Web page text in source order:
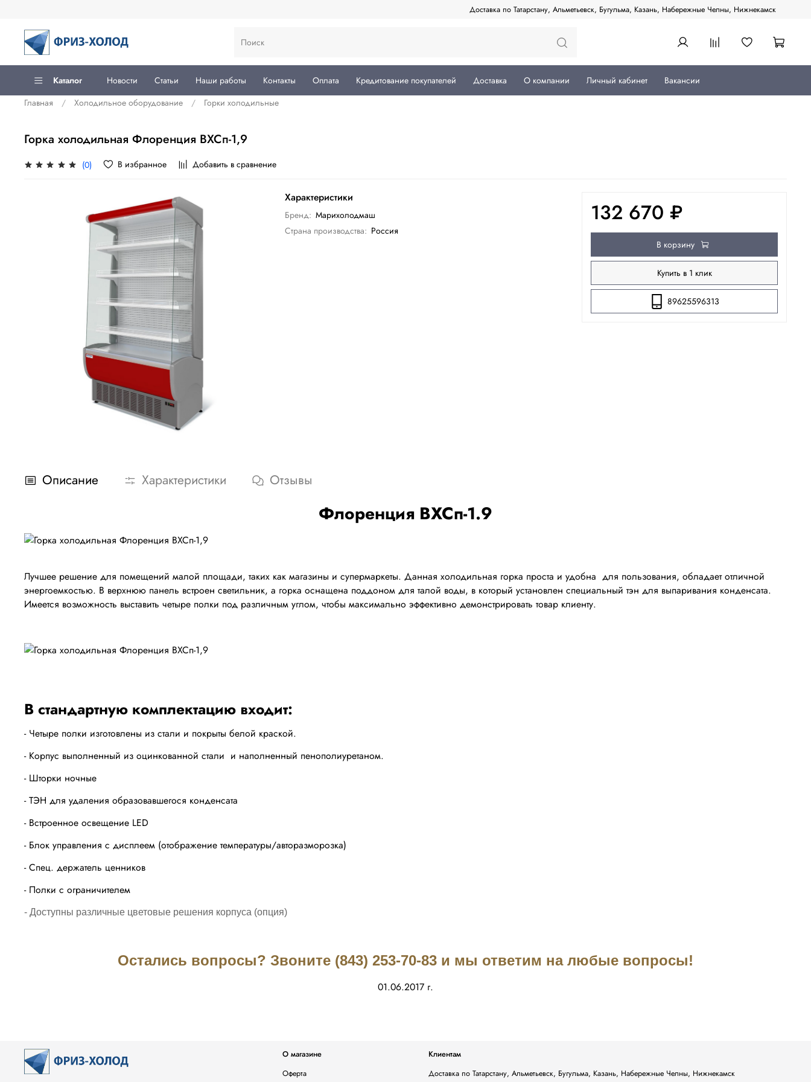
Доставка по Татарстану, Альметьевск, Бугульма, Казань, Набережные Челны, Нижнекамск
Каталог Новости Статьи Наши работы Контакты Оплата Кредитование покупателей Доставка О компании Личный кабинет
Вакансии
Главная
Холодильное оборудование Горки холодильные
Горка холодильная Флоренция ВХСп-1,9
(0) В избранное Добавить в сравнение
Характеристики
Бренд: Марихолодмаш
Страна производства: Россия
132 670 ₽
В корзину
Купить в 1 клик
89625596313
Описание Характеристики Отзывы
Флоренция ВХСп-1.9
Лучшее решение для помещений малой площади, таких как магазины и супермаркеты. Данная холодильная горка проста и удобна для пользования, обладает отличной
энергоемкостью. В верхнюю панель встроен светильник, а горка оснащена поддоном для талой воды, в который установлен специальный тэн для выпаривания конденсата.
Имеется возможность выставить четыре полки под различным углом, чтобы максимально эффективно демонстрировать товар клиенту.
В стандартную комплектацию входит:
- Четыре полки изготовлены из стали и покрыты белой краской.
- Корпус выполненный из оцинкованной стали и наполненный пенополиуретаном.
- Шторки ночные
- ТЭН для удаления образовавшегося конденсата
- Встроенное освещение LED
- Блок управления с дисплеем (отображение температуры/авторазморозка)
- Спец. держатель ценников
- Полки с ограничителем
- Доступны различные цветовые решения корпуса (опция)
Остались вопросы? Звоните (843) 253-70-83 и мы ответим на любые вопросы!
01.06.2017 г.
О магазине
Оферта
Клиентам
Доставка по Татарстану, Альметьевск, Бугульма, Казань, Набережные Челны, Нижнекамск